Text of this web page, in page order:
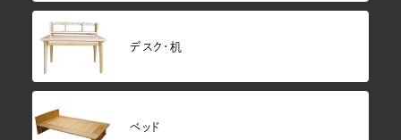
デスク・机
ベッド